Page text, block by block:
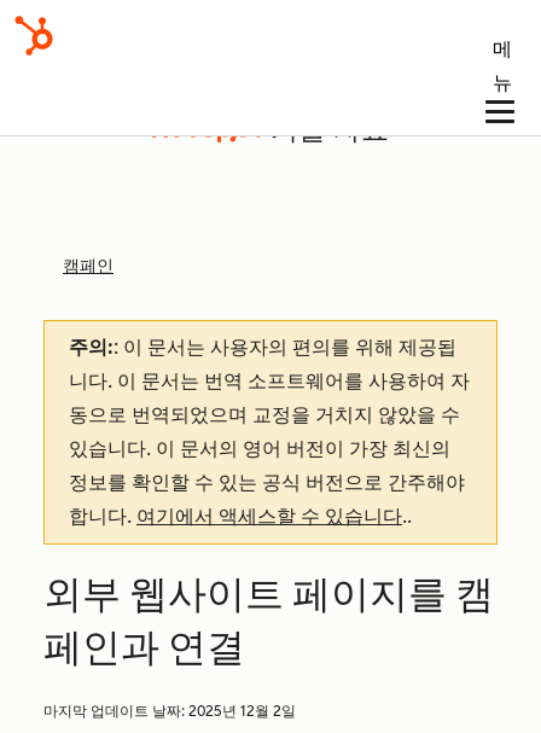
메
뉴
기술 자료
캠페인
주의:: 이 문서는 사용자의 편의를 위해 제공됩
니다. 이 문서는 번역 소프트웨어를 사용하여 자
동으로 번역되었으며 교정을 거치지 않았을 수
있습니다. 이 문서의 영어 버전이 가장 최신의
정보를 확인할 수 있는 공식 버전으로 간주해야
합니다. 여기에서 액세스할 수 있습니다..
외부 웹사이트 페이지를 캠
페인과 연결
마지막 업데이트 날짜: 2025년 12월 2일